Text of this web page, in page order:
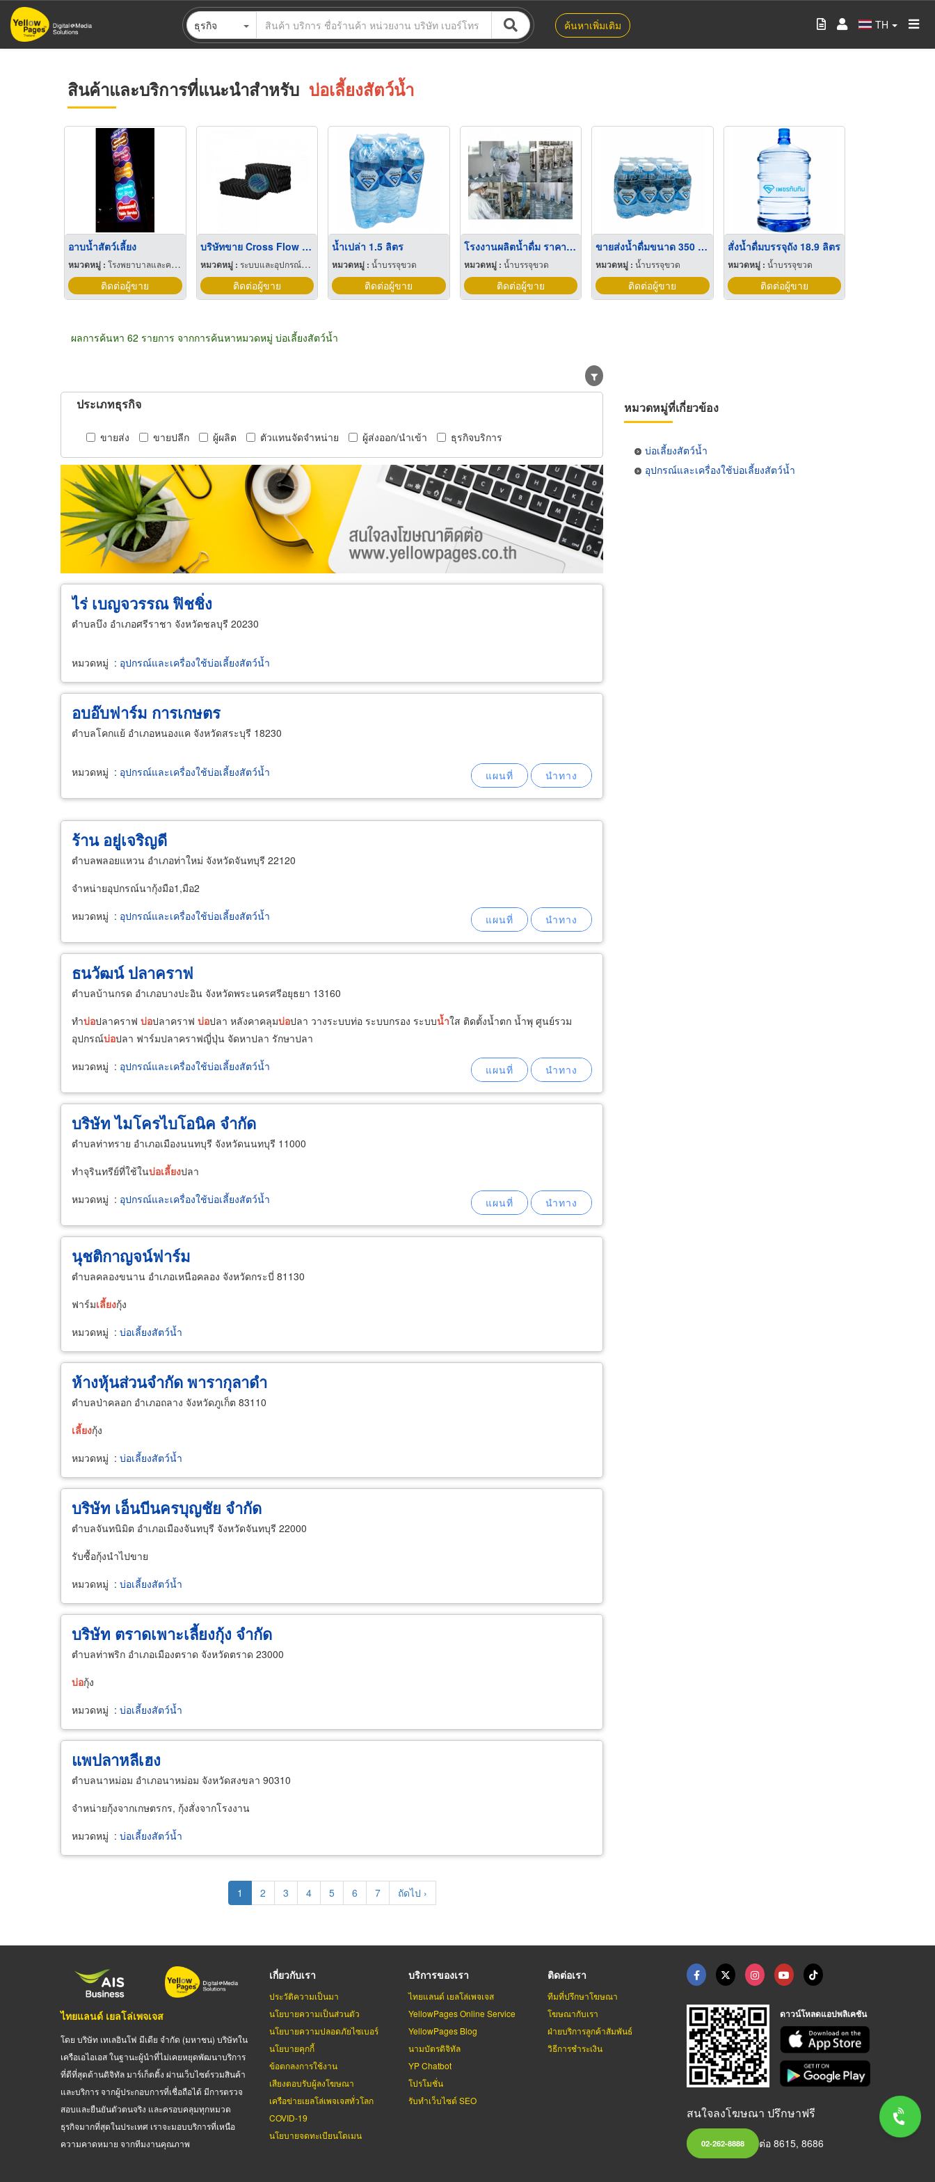
ข้าม
ไป
ธุรกิจ ค้นหาเพิ่มเติม TH
สินค้าและบริการที่แนะนำสำหรับ บ่อเลี้ยงสัตว์น้ำ
อาบน้ำสัตว์เลี้ยง
หมวดหมู่ : โรงพยาบาลและคลินิกสัตวแพทย์
ติดต่อผู้ขาย
บริษัทขาย Cross Flow Media
หมวดหมู่ : ระบบและอุปกรณ์บำบัดน้ำ
ติดต่อผู้ขาย
น้ำเปล่า 1.5 ลิตร
หมวดหมู่ : น้ำบรรจุขวด
ติดต่อผู้ขาย
โรงงานผลิตน้ำดื่ม ราคาโรงงาน
หมวดหมู่ : น้ำบรรจุขวด
ติดต่อผู้ขาย
ขายส่งน้ำดื่มขนาด 350 มล.
หมวดหมู่ : น้ำบรรจุขวด
ติดต่อผู้ขาย
สั่งน้ำดื่มบรรจุถัง 18.9 ลิตร
หมวดหมู่ : น้ำบรรจุขวด
ติดต่อผู้ขาย
ผลการค้นหา 62 รายการ จากการค้นหาหมวดหมู่ บ่อเลี้ยงสัตว์น้ำ
ประเภทธุรกิจ
ขายส่ง ขายปลีก ผู้ผลิต ตัวแทนจัดจำหน่าย ผู้ส่งออก/นำเข้า ธุรกิจบริการ
ไร่ เบญจวรรณ ฟิชชิ่ง
ตำบลบึง อำเภอศรีราชา จังหวัดชลบุรี 20230
หมวดหมู่ : อุปกรณ์และเครื่องใช้บ่อเลี้ยงสัตว์น้ำ
อบอ๊บฟาร์ม การเกษตร
ตำบลโคกแย้ อำเภอหนองแค จังหวัดสระบุรี 18230
หมวดหมู่ : อุปกรณ์และเครื่องใช้บ่อเลี้ยงสัตว์น้ำ
ร้าน อยู่เจริญดี
ตำบลพลอยแหวน อำเภอท่าใหม่ จังหวัดจันทบุรี 22120
จำหน่ายอุปกรณ์นากุ้งมือ1,มือ2
หมวดหมู่ : อุปกรณ์และเครื่องใช้บ่อเลี้ยงสัตว์น้ำ
ธนวัฒน์ ปลาคราฟ
ตำบลบ้านกรด อำเภอบางปะอิน จังหวัดพระนครศรีอยุธยา 13160
ทำบ่อปลาคราฟ บ่อปลาคราฟ บ่อปลา หลังคาคลุมบ่อปลา วางระบบท่อ ระบบกรอง ระบบน้ำใส ติดตั้งน้ำตก น้ำพุ ศูนย์รวม
อุปกรณ์บ่อปลา ฟาร์มปลาคราฟญี่ปุ่น จัดหาปลา รักษาปลา
หมวดหมู่ : อุปกรณ์และเครื่องใช้บ่อเลี้ยงสัตว์น้ำ
บริษัท ไมโครไบโอนิค จำกัด
ตำบลท่าทราย อำเภอเมืองนนทบุรี จังหวัดนนทบุรี 11000
ทำจุรินทรีย์ที่ใช้ในบ่อเลี้ยงปลา
หมวดหมู่ : อุปกรณ์และเครื่องใช้บ่อเลี้ยงสัตว์น้ำ
นุชติกาญจน์ฟาร์ม
ตำบลคลองขนาน อำเภอเหนือคลอง จังหวัดกระบี่ 81130
ฟาร์มเลี้ยงกุ้ง
หมวดหมู่ : บ่อเลี้ยงสัตว์น้ำ
ห้างหุ้นส่วนจำกัด พารากุลาดำ
ตำบลป่าคลอก อำเภอถลาง จังหวัดภูเก็ต 83110
เลี้ยงกุ้ง
หมวดหมู่ : บ่อเลี้ยงสัตว์น้ำ
บริษัท เอ็นบีนครบุญชัย จำกัด
ตำบลจันทนิมิต อำเภอเมืองจันทบุรี จังหวัดจันทบุรี 22000
รับซื้อกุ้งนำไปขาย
หมวดหมู่ : บ่อเลี้ยงสัตว์น้ำ
บริษัท ตราดเพาะเลี้ยงกุ้ง จำกัด
ตำบลท่าพริก อำเภอเมืองตราด จังหวัดตราด 23000
บ่อกุ้ง
หมวดหมู่ : บ่อเลี้ยงสัตว์น้ำ
แพปลาหลีเฮง
ตำบลนาหม่อม อำเภอนาหม่อม จังหวัดสงขลา 90310
จำหน่ายกุ้งจากเกษตรกร, กุ้งสั่งจากโรงงาน
หมวดหมู่ : บ่อเลี้ยงสัตว์น้ำ
Current
page
1 Page
2 Page
3 Page
4 Page
5 Page
6 Page
7
Next
page
ถัดไป ›
หมวดหมู่ที่เกี่ยวข้อง
บ่อเลี้ยงสัตว์น้ำ
อุปกรณ์และเครื่องใช้บ่อเลี้ยงสัตว์น้ำ
ไทยแลนด์ เยลโล่เพจเจส
โดย บริษัท เทเลอินโฟ มีเดีย จำกัด (มหาชน) บริษัทใน
เครือเอไอเอส ในฐานะผู้นำที่ไม่เคยหยุดพัฒนาบริการ
ที่ดีที่สุดด้านดิจิทัล มาร์เก็ตติ้ง ผ่านเว็บไซต์รวมสินค้า
และบริการ จากผู้ประกอบการที่เชื่อถือได้ มีการตรวจ
สอบและยืนยันตัวตนจริง และครอบคลุมทุกหมวด
ธุรกิจมากที่สุดในประเทศ เราจะมอบบริการที่เหนือ
ความคาดหมาย จากทีมงานคุณภาพ
เกี่ยวกับเรา
ประวัติความเป็นมา
นโยบายความเป็นส่วนตัว
นโยบายความปลอดภัยไซเบอร์
นโยบายคุกกี้
ข้อตกลงการใช้งาน
เสียงตอบรับผู้ลงโฆษณา
เครือข่ายเยลโล่เพจเจสทั่วโลก
COVID-19
นโยบายจดทะเบียนโดเมน
บริการของเรา
ไทยแลนด์ เยลโล่เพจเจส
YellowPages Online Service
YellowPages Blog
นามบัตรดิจิทัล
YP Chatbot
โปรโมชั่น
รับทำเว็บไซต์ SEO
ติดต่อเรา
ทีมที่ปรึกษาโฆษณา
โฆษณากับเรา
ฝ่ายบริการลูกค้าสัมพันธ์
วิธีการชำระเงิน
ดาวน์โหลดแอปพลิเคชัน
สนใจลงโฆษณา ปรึกษาฟรี
02-262-8888 ต่อ 8615, 8686